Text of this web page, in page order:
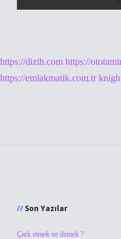
https://dizih.com https://
https://emlakmatik.com.tr
Son Yazılar
Çark etmek ne demek ?